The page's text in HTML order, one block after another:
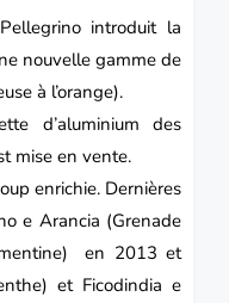
introduit la
nouvelle gamme de
à l’orange).
d’aluminium des
mise en vente.
enrichie. Dernières
e Arancia (Grenade
en 2013 et
et Ficodindia e